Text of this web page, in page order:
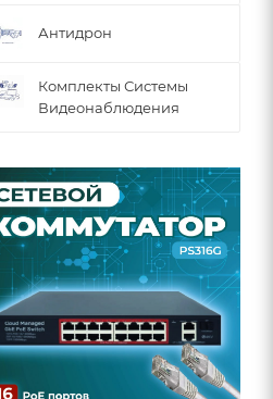
Цена по запросу
Антидрон
Комплекты Системы
Видеонаблюдения